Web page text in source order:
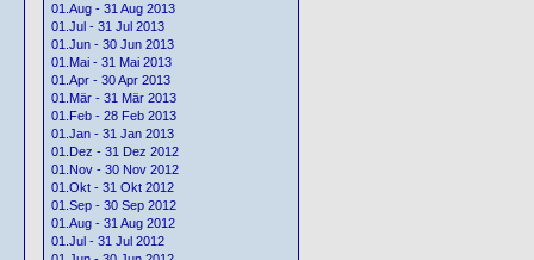
01.Aug - 31 Aug 2013
01.Jul - 31 Jul 2013
01.Jun - 30 Jun 2013
01.Mai - 31 Mai 2013
01.Apr - 30 Apr 2013
01.Mär - 31 Mär 2013
01.Feb - 28 Feb 2013
01.Jan - 31 Jan 2013
01.Dez - 31 Dez 2012
01.Nov - 30 Nov 2012
01.Okt - 31 Okt 2012
01.Sep - 30 Sep 2012
01.Aug - 31 Aug 2012
01.Jul - 31 Jul 2012